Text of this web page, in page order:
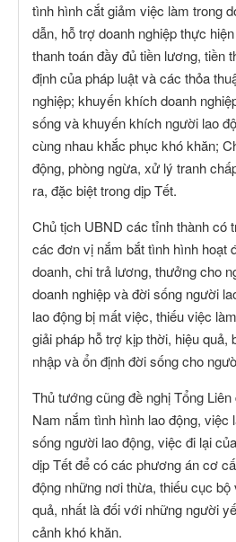
tình hình cắt giảm việc làm trong
dẫn, hỗ trợ doanh nghiệp thực
thanh toán đầy đủ tiền lương, tiền
định của pháp luật và các thỏa
nghiệp; khuyến khích doanh
sống và khuyến khích người lao
cùng nhau khắc phục khó khăn;
động, phòng ngừa, xử lý tranh
ra, đặc biệt trong dịp Tết.
Chủ tịch UBND các tỉnh thành có
các đơn vị nắm bắt tình hình hoạt
doanh, chi trả lương, thưởng cho
doanh nghiệp và đời sống người
lao động bị mất việc, thiếu việc
giải pháp hỗ trợ kịp thời, hiệu quả,
nhập và ổn định đời sống cho
Thủ tướng cũng đề nghị Tổng
Nam nắm tình hình lao động,
sống người lao động, việc đi lại
dịp Tết để có các phương án cơ
động những nơi thừa, thiếu cục
quả, nhất là đối với những người
cảnh khó khăn.